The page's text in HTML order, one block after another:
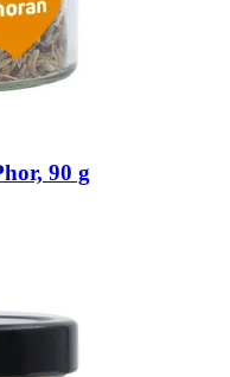
90 g